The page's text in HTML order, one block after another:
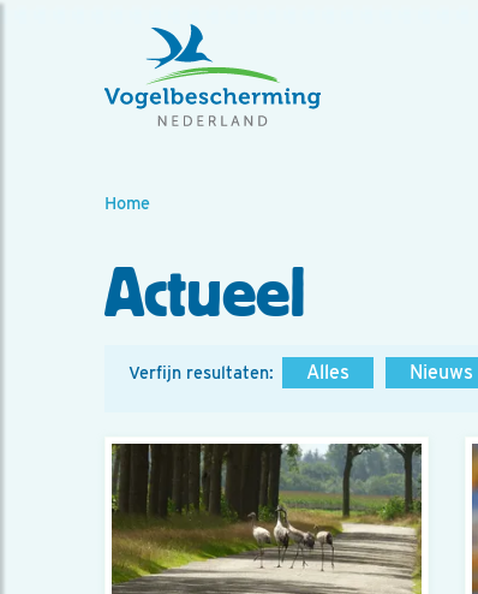
Home
Actueel
Verfijn resultaten: Alles Nieuws